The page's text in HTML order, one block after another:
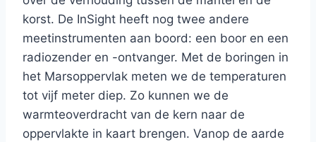
korst. De InSight heeft nog twee andere
meetinstrumenten aan boord: een boor en een
radiozender en -ontvanger. Met de boringen in
het Marsoppervlak meten we de temperaturen
tot vijf meter diep. Zo kunnen we de
warmteoverdracht van de kern naar de
oppervlakte in kaart brengen. Vanop de aarde